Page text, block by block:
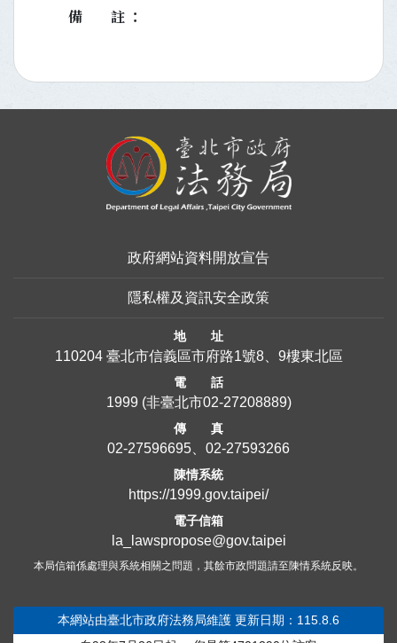
備註
政府網站資料開放宣告
隱私權及資訊安全政策
地 址
110204 臺北市信義區市府路1號8、9樓東北區
電 話
1999 (非臺北市02-27208889)
傳 真
02-27596695、02-27593266
陳情系統
https://1999.gov.taipei/
電子信箱
la_lawspropose@gov.taipei
本局信箱係處理與系統相關之問題，其餘市政問題請至陳情系統反映。
本網站由臺北市政府法務局維護 更新日期：115.8.6